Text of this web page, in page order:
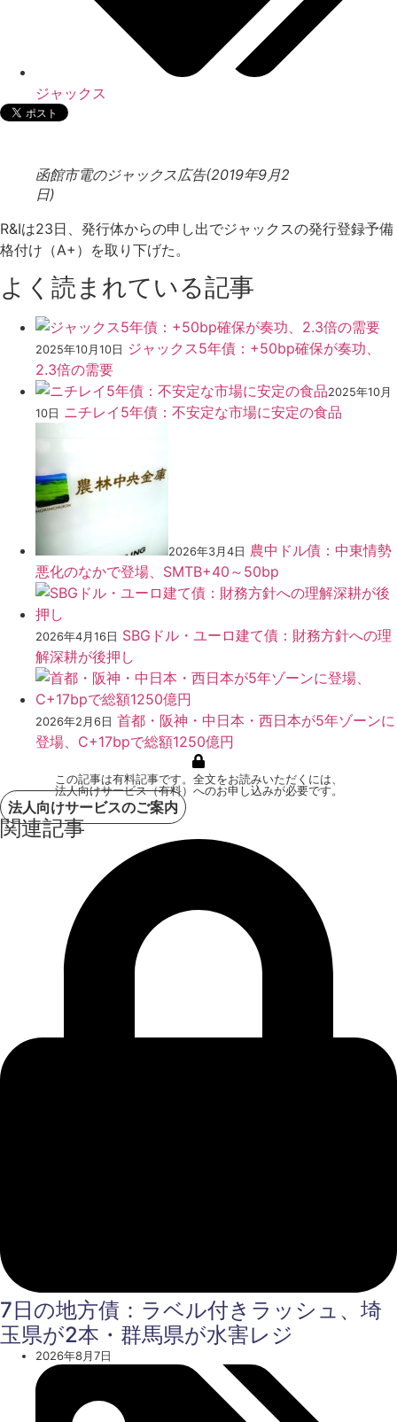
ジャックス
函館市電のジャックス広告(2019年9月2
日)
R&Iは23日、発行体からの申し出でジャックスの発行登録予備
格付け（A+）を取り下げた。
よく読まれている記事
2025年10月10日
ジャックス5年債：+50bp確保が奏功、
2.3倍の需要
2025年10月
10日 ニチレイ5年債：不安定な市場に安定の食品
2026年3月4日 農中ドル債：中東情勢
悪化のなかで登場、SMTB+40～50bp
2026年4月16日 SBGドル・ユーロ建て債：財務方針への理
解深耕が後押し
2026年2月6日 首都・阪神・中日本・西日本が5年ゾーンに
登場、C+17bpで総額1250億円
この記事は有料記事です。全文をお読みいただくには、
法人向けサービス（有料）へのお申し込みが必要です。
法人向けサービスのご案内
関連記事
7日の地方債：ラベル付きラッシュ、埼
玉県が2本・群馬県が水害レジ
2026年8月7日